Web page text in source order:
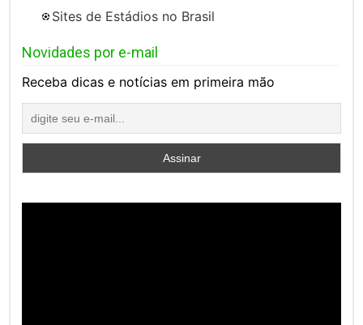
Sites de Estádios no Brasil
Novidades por e-mail
Receba dicas e notícias em primeira mão